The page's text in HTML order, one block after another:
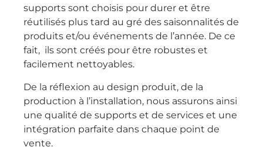
supports sont choisis pour durer et être
réutilisés plus tard au gré des saisonnalités de
produits et/ou événements de l’année. De ce
fait, ils sont créés pour être robustes et
facilement nettoyables.
De la réflexion au design produit, de la
production à l’installation, nous assurons ainsi
une qualité de supports et de services et une
intégration parfaite dans chaque point de
vente.